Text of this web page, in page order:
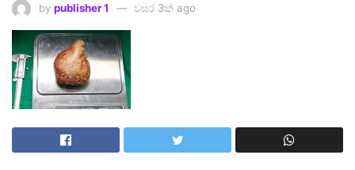
by publisher 1 වසර 3ක් ago